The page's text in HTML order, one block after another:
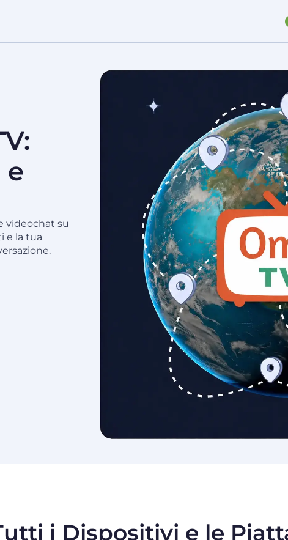
e
videochat su
e la tua
i Dispositivi e le